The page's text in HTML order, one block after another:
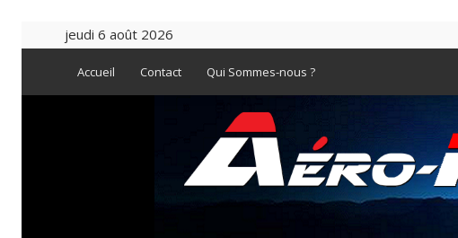
jeudi 6 août 2026
Accueil Contact Qui Sommes-nous ?